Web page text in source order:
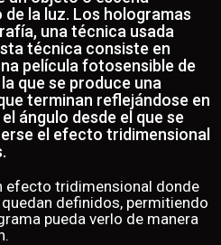
la luz. Los hologramas
una técnica usada
técnica consiste en
película fotosensible de
que se produce una
terminan reflejándose en
ángulo desde el que se
el efecto tridimensional
efecto tridimensional donde
definidos, permitiendo
pueda verlo de manera